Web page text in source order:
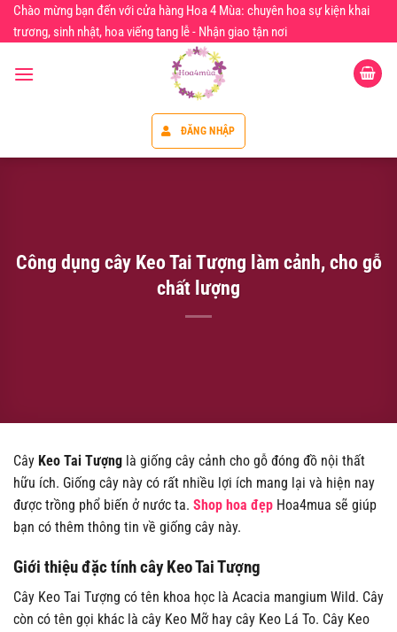
Chuyển
đến
dung
Chào mừng bạn đến với cửa hàng Hoa 4 Mùa: chuyên hoa sự kiện khai
trương, sinh nhật, hoa viếng tang lễ - Nhận giao tận nơi
ĐĂNG NHẬP
Công dụng cây Keo Tai Tượng làm cảnh, cho gỗ
chất lượng
Cây Keo Tai Tượng là giống cây cảnh cho gỗ đóng đồ nội thất
hữu ích. Giống cây này có rất nhiều lợi ích mang lại và hiện nay
được trồng phổ biến ở nước ta. Shop hoa đẹp Hoa4mua sẽ giúp
bạn có thêm thông tin về giống cây này.
Giới thiệu đặc tính cây Keo Tai Tượng
Cây Keo Tai Tượng có tên khoa học là Acacia mangium Wild. Cây
còn có tên gọi khác là cây Keo Mỡ hay cây Keo Lá To. Cây Keo